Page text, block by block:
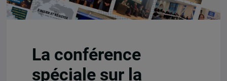
La conférence
spéciale sur la